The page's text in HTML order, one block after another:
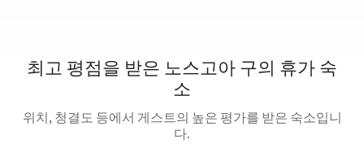
최고 평점을 받은 노스고아 구의 휴가 숙
소
위치, 청결도 등에서 게스트의 높은 평가를 받은 숙소입니
다.